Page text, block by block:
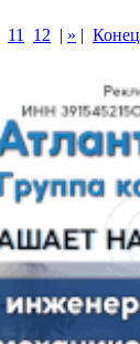
11 12 | » | Конец